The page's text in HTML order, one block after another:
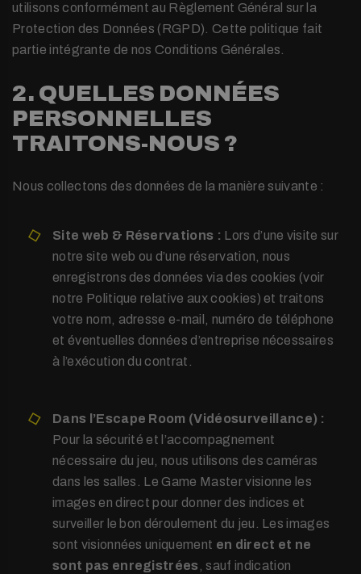
utilisons conformément au Règlement Général sur la
Protection des Données (RGPD). Cette politique fait
partie intégrante de nos Conditions Générales.
2. QUELLES DONNÉES
PERSONNELLES
TRAITONS-NOUS ?
Nous collectons des données de la manière suivante :
Site web & Réservations : Lors d’une visite sur
notre site web ou d’une réservation, nous
enregistrons des données via des cookies (voir
notre Politique relative aux cookies) et traitons
votre nom, adresse e-mail, numéro de téléphone
et éventuelles données d’entreprise nécessaires
à l’exécution du contrat.
Dans l’Escape Room (Vidéosurveillance) :
Pour la sécurité et l’accompagnement
nécessaire du jeu, nous utilisons des caméras
dans les salles. Le Game Master visionne les
images en direct pour donner des indices et
surveiller le bon déroulement du jeu. Les images
sont visionnées uniquement en direct et ne
sont pas enregistrées
, sauf indication